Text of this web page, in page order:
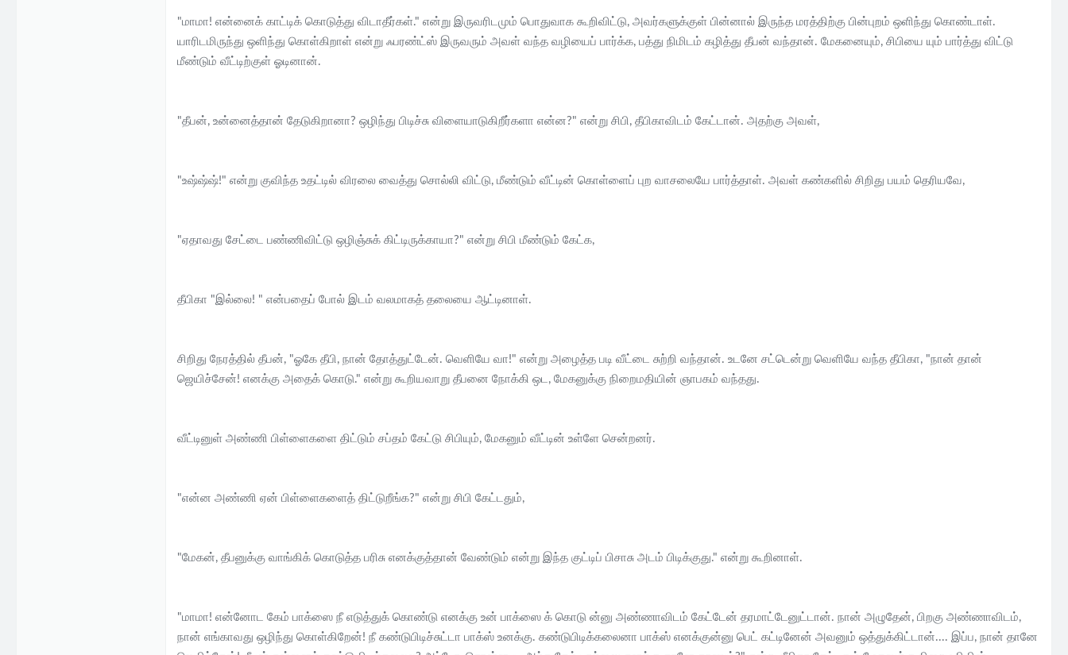
"மாமா! என்னைக் காட்டிக் கொடுத்து விடாதீர்கள்." என்று இருவரிடமும் பொதுவாக கூறிவிட்டு, அவர்களுக்குள் பின்னால் இருந்த மரத்திற்கு பின்புறம் ஒளிந்து கொண்டாள்.
யாரிடமிருந்து ஒளிந்து கொள்கிறாள் என்று ஃபரண்ட்ஸ் இருவரும் அவள் வந்த வழியைப் பார்க்க, பத்து நிமிடம் கழித்து தீபன் வந்தான். மேகனையும், சிபியை யும் பார்த்து விட்டு
மீண்டும் வீட்டிற்குள் ஓடினான்.
"தீபன், உன்னைத்தான் தேடுகிறானா? ஒழிந்து பிடிச்சு விளையாடுகிறீர்களா என்ன?" என்று சிபி, தீபிகாவிடம் கேட்டான். அதற்கு அவள்,
"உஷ்ஷ்ஷ்!" என்று குவிந்த உதட்டில் விரலை வைத்து சொல்லி விட்டு, மீண்டும் வீட்டின் கொள்ளைப் புற வாசலையே பார்த்தாள். அவள் கண்களில் சிறிது பயம் தெரியவே,
"ஏதாவது சேட்டை பண்ணிவிட்டு ஒழிஞ்சுக் கிட்டிருக்காயா?" என்று சிபி மீண்டும் கேட்க,
தீபிகா "இல்லை! " என்பதைப் போல் இடம் வலமாகத் தலையை ஆட்டினாள்.
சிறிது நேரத்தில் தீபன், "ஓகே தீபி, நான் தோத்துட்டேன். வெளியே வா!" என்று அழைத்த படி வீட்டை சுற்றி வந்தான். உடனே சட்டென்று வெளியே வந்த தீபிகா, "நான் தான்
ஜெயிச்சேன்! எனக்கு அதைக் கொடு." என்று கூறியவாறு தீபனை நோக்கி ஒட, மேகனுக்கு நிறைமதியின் ஞாபகம் வந்தது.
வீட்டினுள் அண்ணி பிள்ளைகளை திட்டும் சப்தம் கேட்டு சிபியும், மேகனும் வீட்டின் உள்ளே சென்றனர்.
"என்ன அண்ணி ஏன் பிள்ளைகளைத் திட்டுறீங்க?" என்று சிபி கேட்டதும்,
"மேகன், தீபனுக்கு வாங்கிக் கொடுத்த பரிசு எனக்குத்தான் வேண்டும் என்று இந்த குட்டிப் பிசாசு அடம் பிடிக்குது." என்று கூறினாள்.
"மாமா! என்னோட கேம் பாக்ஸை நீ எடுத்துக் கொண்டு எனக்கு உன் பாக்ஸை க் கொடு ன்னு அண்ணாவிடம் கேட்டேன் தரமாட்டேனுட்டான். நான் அழுதேன், பிறகு அண்ணாவிடம்,
நான் எங்காவது ஒழிந்து கொள்கிறேன்! நீ கண்டுபிடிச்சுட்டா பாக்ஸ் உனக்கு. கண்டுபிடிக்கலைனா பாக்ஸ் எனக்குன்னு பெட் கட்டினேன் அவனும் ஒத்துக்கிட்டான்.... இப்ப, நான் தானே